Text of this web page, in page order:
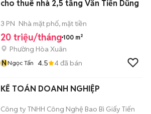
cho thuê nhà 2,5 tầng Văn Tiến Dũng
3 PN Nhà mặt phố, mặt tiền
20 triệu/tháng 100 m²
Phường Hòa Xuân
NNgọc Tấn 4.5 4đã bán
KẾ TOÁN DOANH NGHIỆP
Công ty TNHH Công Nghệ Bao Bì Giấy Tiến